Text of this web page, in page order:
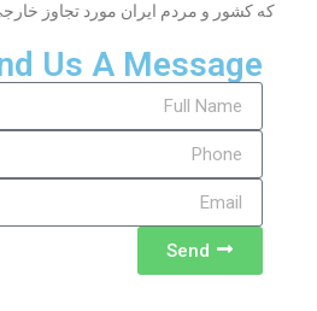
که کشور و مردم ایران مورد تجاوز
Us A Message
Send